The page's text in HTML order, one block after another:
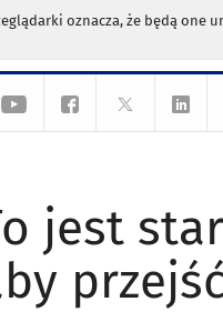
oznacza, że będą one
jest